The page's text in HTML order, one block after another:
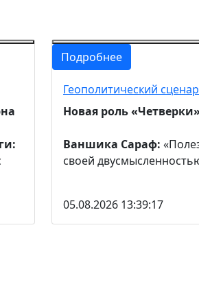
Подробнее
Геополитический
Новая роль «Четверки»
Ваншика Сараф:
своей
05.08.2026 13:39:17